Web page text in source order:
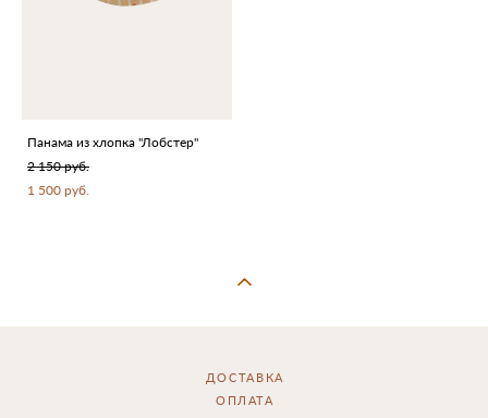
Панама из хлопка "Лобстер"
2 150 pуб.
1 500 pуб.
ДОСТАВКА
ОПЛАТА